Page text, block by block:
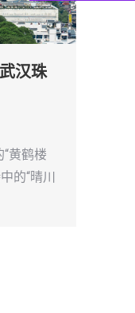
汉珠
黄鹤楼
的“晴川